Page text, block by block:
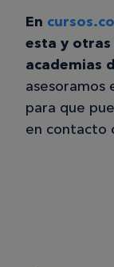
En
esta y otras
academias
asesoramos
para que
en contacto